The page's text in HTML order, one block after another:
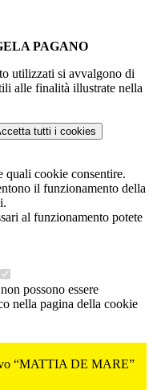
PAGANO
utilizzati si avvalgono di
alle finalità illustrate nella
tutti i cookies
quali cookie consentire.
il funzionamento della
al funzionamento potete
possono essere
nella pagina della cookie
“MATTIA DE MARE”